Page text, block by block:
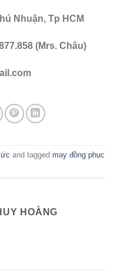
Nhuận, Tp HCM
(Mrs. Châu)
and tagged may đồng phục
HOÀNG